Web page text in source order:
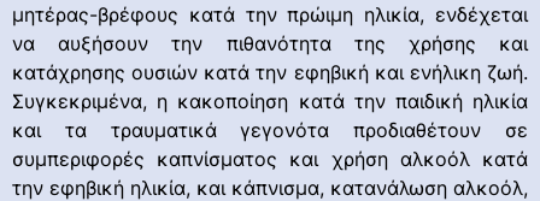
μητέρας-βρέφους κατά την πρώιμη ηλικία, ενδέχεται
να αυξήσουν την πιθανότητα της χρήσης και
κατάχρησης ουσιών κατά την εφηβική και ενήλικη ζωή.
Συγκεκριμένα, η κακοποίηση κατά την παιδική ηλικία
και τα τραυματικά γεγονότα προδιαθέτουν σε
συμπεριφορές καπνίσματος και χρήση αλκοόλ κατά
την εφηβική ηλικία, και κάπνισμα, κατανάλωση αλκοόλ,